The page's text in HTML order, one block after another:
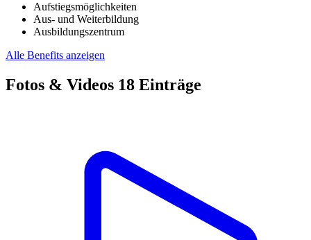
Aufstiegsmöglichkeiten
Aus- und Weiterbildung
Ausbildungszentrum
Alle Benefits anzeigen
Fotos & Videos 18 Einträge